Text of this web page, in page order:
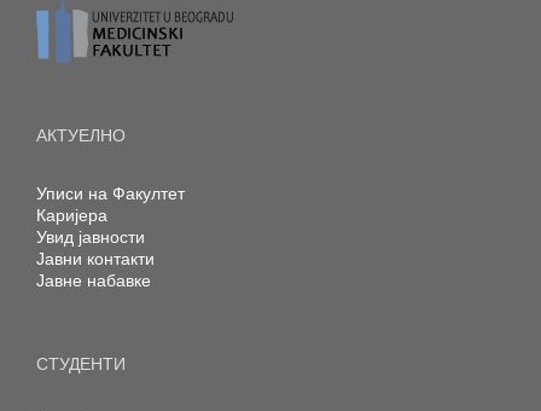
АКТУЕЛНО
Уписи на Факултет
Каријера
Увид јавности
Јавни контакти
Јавне набавке
СТУДЕНТИ